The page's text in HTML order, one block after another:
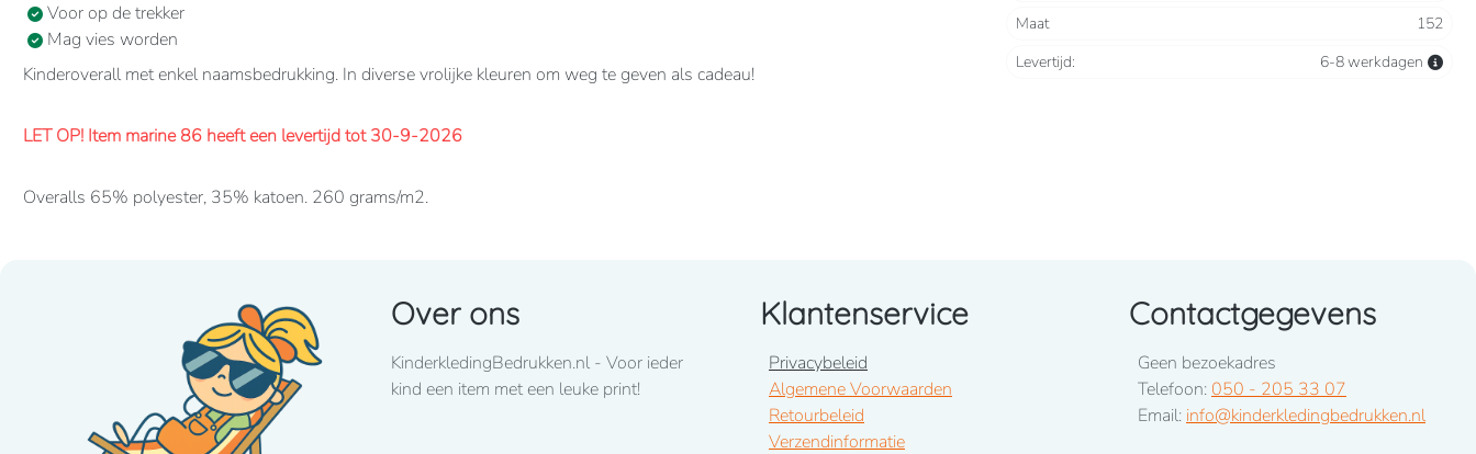
Voor op de trekker
Mag vies worden
Kinderoverall met enkel naamsbedrukking. In diverse vrolijke kleuren om weg te geven als cadeau!
LET OP! Item marine 86 heeft een levertijd tot 30-9-2026
Overalls 65% polyester, 35% katoen. 260 grams/m2.
mits voorradig bij de fabrikant
Lettertype wat standaard wordt toegepast: CooperBlack
Maat
152
Levertijd:
6-8 werkdagen
Over ons
KinderkledingBedrukken.nl - Voor ieder
kind een item met een leuke print!
Klantenservice
Privacybeleid
Algemene Voorwaarden
Retourbeleid
Verzendinformatie
Contactgegevens
Geen bezoekadres
Telefoon: 050 - 205 33 07
Email: info@kinderkledingbedrukken.nl